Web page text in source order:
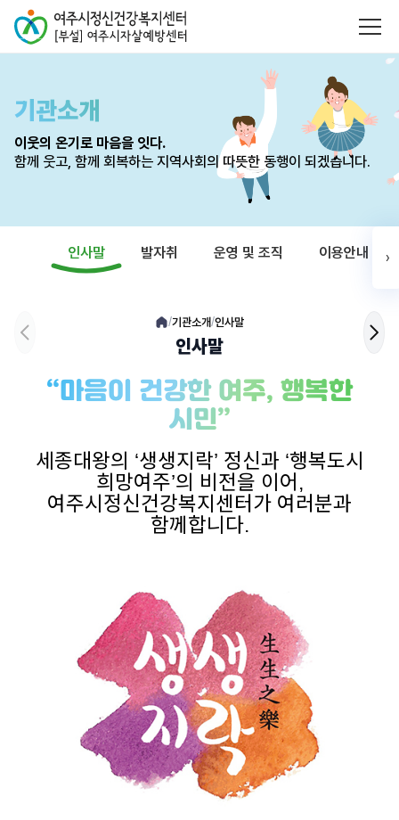
기관소개
이웃의 온기로 마음을 잇다.
함께 웃고, 함께 회복하는 지역사회의 따뜻한 동행이 되겠습니다.
인사말 발자취 운영 및 조직 이용안내 ›
/기관소개/인사말
인사말
“마음이 건강한 여주, 행복한
시민”
세종대왕의 ‘생생지락’ 정신과 ‘행복도시
희망여주’의 비전을 이어,
여주시정신건강복지센터가 여러분과
함께합니다.